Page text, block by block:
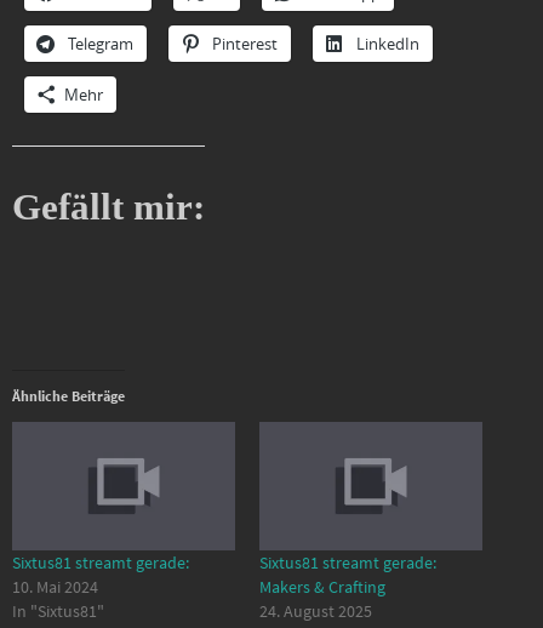
Telegram Pinterest LinkedIn
Mehr
Gefällt mir:
Ähnliche Beiträge
Sixtus81 streamt gerade:
10. Mai 2024
In "Sixtus81"
Sixtus81 streamt gerade:
Makers & Crafting
24. August 2025